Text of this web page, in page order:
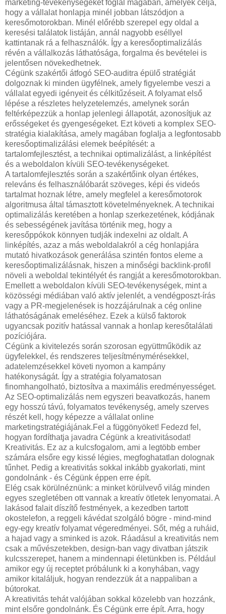
marketing-tevékenységeket foglal magában, amelyek célja,
hogy a vállalat honlapja minél jobban látszódjon a
keresőmotorokban. Minél előrébb szerepel egy oldal a
keresési találatok listáján, annál nagyobb eséllyel
kattintanak rá a felhasználók. Így a keresőoptimalizálás
révén a vállalkozás láthatósága, forgalma és bevételei is
jelentősen növekedhetnek.
Cégünk szakértői átfogó SEO-auditra épülő stratégiát
dolgoznak ki minden ügyfélnek, amely figyelembe veszi a
vállalat egyedi igényeit és célkitűzéseit. A folyamat első
lépése a részletes helyzetelemzés, amelynek során
feltérképezzük a honlap jelenlegi állapotát, azonosítjuk az
erősségeket és gyengeségeket. Ezt követi a komplex SEO-
stratégia kialakítása, amely magában foglalja a legfontosabb
keresőoptimalizálási elemek beépítését: a
tartalomfejlesztést, a technikai optimalizálást, a linképítést
és a weboldalon kívüli SEO-tevékenységeket.
A tartalomfejlesztés során a szakértőink olyan értékes,
releváns és felhasználóbarát szöveges, képi és videós
tartalmat hoznak létre, amely megfelel a keresőmotorok
algoritmusa által támasztott követelményeknek. A technikai
optimalizálás keretében a honlap szerkezetének, kódjának
és sebességének javítása történik meg, hogy a
keresőppókok könnyen tudják indexelni az oldalt. A
linképítés, azaz a más weboldalakról a cég honlapjára
mutató hivatkozások generálása szintén fontos eleme a
keresőoptimalizálásnak, hiszen a minőségi backlink-profil
növeli a weboldal tekintélyét és rangját a keresőmotorokban.
Emellett a weboldalon kívüli SEO-tevékenységek, mint a
közösségi médiában való aktív jelenlét, a vendégposzt-írás
vagy a PR-megjelenések is hozzájárulnak a cég online
láthatóságának emeléséhez. Ezek a külső faktorok
ugyancsak pozitív hatással vannak a honlap keresőtalálati
pozíciójára.
Cégünk a kivitelezés során szorosan együttműködik az
ügyfelekkel, és rendszeres teljesítménymérésekkel,
adatelemzésekkel követi nyomon a kampány
hatékonyságát. Így a stratégia folyamatosan
finomhangolható, biztosítva a maximális eredményességet.
Az SEO-optimalizálás nem egyszeri beavatkozás, hanem
egy hosszú távú, folyamatos tevékenység, amely szerves
részét kell, hogy képezze a vállalat online
marketingstratégiájának.Fel a függönyöket! Fedezd fel,
hogyan fordíthatja javadra Cégünk a kreativitásodat!
Kreativitás. Ez az a kulcsfogalom, ami a legtöbb ember
számára elsőre egy kissé légies, megfoghatatlan dolognak
tűnhet. Pedig a kreativitás sokkal inkább gyakorlati, mint
gondolnánk - és Cégünk éppen erre épít.
Elég csak körülnéznünk: a minket körülvevő világ minden
egyes szegletében ott vannak a kreatív ötletek lenyomatai. A
lakásod falait díszítő festmények, a kezedben tartott
okostelefon, a reggeli kávédat szolgáló bögre - mind-mind
egy-egy kreatív folyamat végeredményei. Sőt, még a ruháid,
a hajad vagy a sminked is azok. Ráadásul a kreativitás nem
csak a művészetekben, design-ban vagy divatban játszik
kulcsszerepet, hanem a mindennapi életünkben is. Például
amikor egy új receptet próbálunk ki a konyhában, vagy
amikor kitaláljuk, hogyan rendezzük át a nappaliban a
bútorokat.
A kreativitás tehát valójában sokkal közelebb van hozzánk,
mint elsőre gondolnánk. És Cégünk erre épít. Arra, hogy